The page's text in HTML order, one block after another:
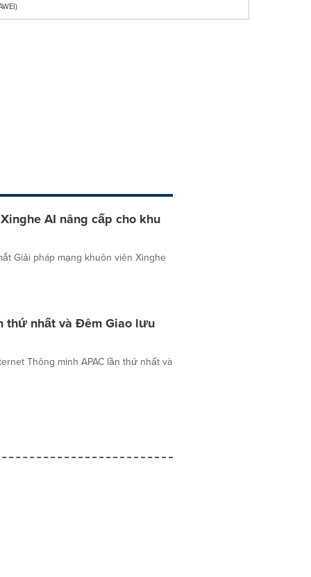
AI nâng cấp cho khu
Giải pháp mạng khuôn viên Xinghe
thứ nhất và Đêm Giao lưu
Thông minh APAC lần thứ nhất và